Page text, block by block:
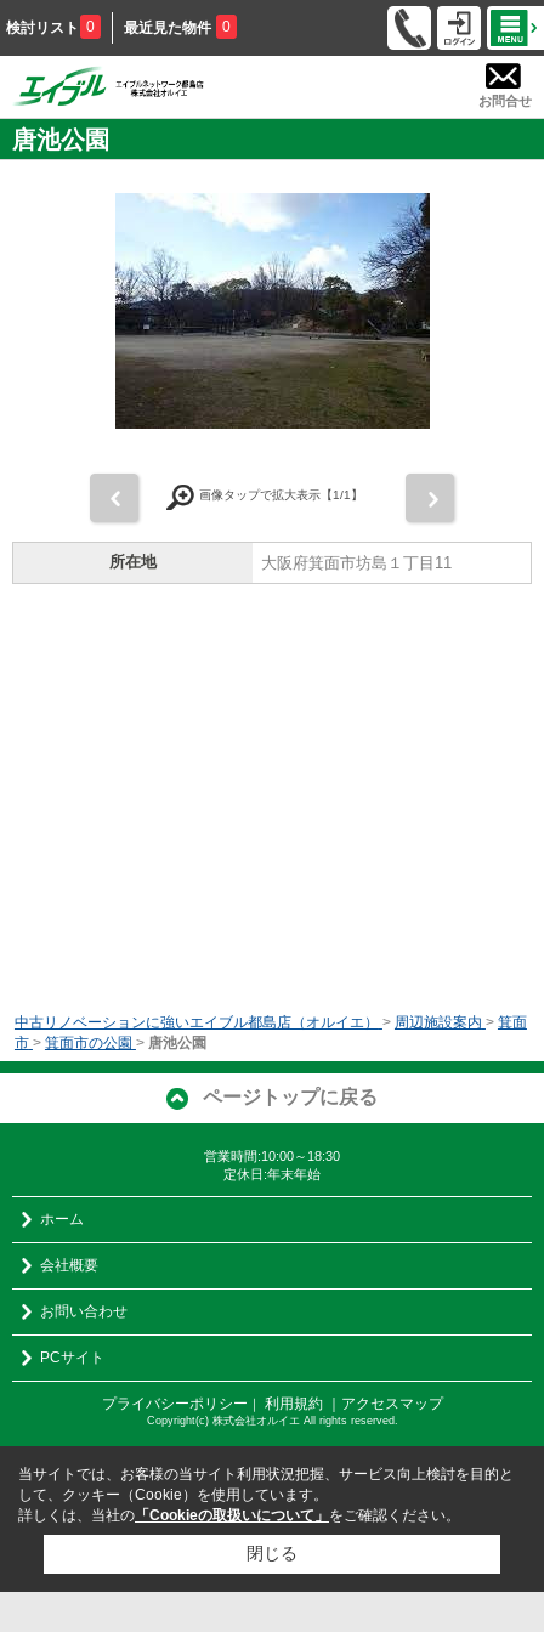
検討リスト 0 最近見た物件 0
お問合せ
唐池公園
画像タップで拡大表示【1/1】
所在地 大阪府箕面市坊島１丁目11
中古リノベーションに強いエイブル都島店（オルイエ） > 周辺施設案内 > 箕面
市 > 箕面市の公園 > 唐池公園
ページトップに戻る
営業時間:10:00～18:30
定休日:年末年始
ホーム
会社概要
お問い合わせ
PCサイト
プライバシーポリシー ｜ 利用規約 ｜アクセスマップ
Copyright(c) 株式会社オルイエ All rights reserved.
当サイトでは、お客様の当サイト利用状況把握、サービス向上検討を目的と
して、クッキー（Cookie）を使用しています。
詳しくは、当社の 「Cookieの取扱いについて」 をご確認ください。
閉じる